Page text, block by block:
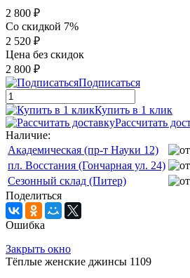
2 800 ₽
Со скидкой 7%
2 520 ₽
Цена без скидок
2 800 ₽
Подписаться
Купить в 1 клик
Рассчитать
Наличие:
Академическая (пр-т Науки 12)
пл. Восстания (Гончарная ул. 24)
Сезонный склад (Питер)
Поделиться
Ошибка
Закрыть окно
Тёплые женские джинсы 1109